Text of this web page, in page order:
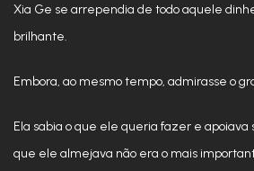
Xia Ge se arrependia de todo aquele
brilhante.
Embora, ao mesmo tempo, admirasse o
Ela sabia o que ele queria fazer e apoiava
que ele almejava não era o mais